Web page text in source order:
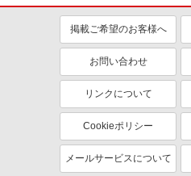
掲載ご希望のお客様へ
お問い合わせ
リンクについて
Cookieポリシー
メールサービスについて